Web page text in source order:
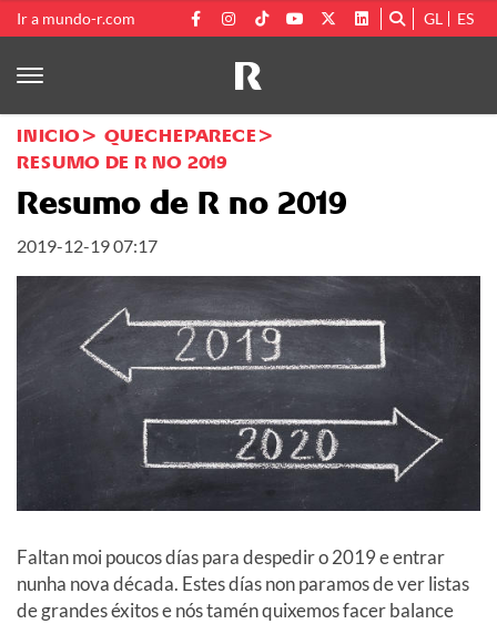
Ir a mundo-r.com GL ES
INICIO
QUECHEPARECE
RESUMO DE R NO 2019
Resumo de R no 2019
2019-12-19 07:17
Faltan moi poucos días para despedir o 2019 e entrar
nunha nova década. Estes días non paramos de ver listas
de grandes éxitos e nós tamén quixemos facer balance